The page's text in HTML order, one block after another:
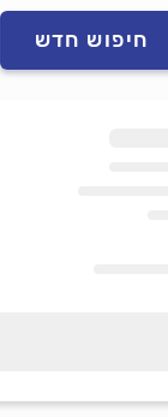
חיפוש חדש